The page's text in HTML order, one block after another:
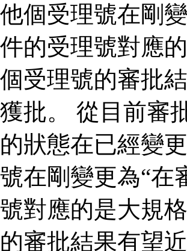
他個受理號在剛
件的受理號對應
個受理號的審批
獲批。 從目前審
的狀態在已經變
號在剛變更為“在
號對應的是大規
的審批結果有望